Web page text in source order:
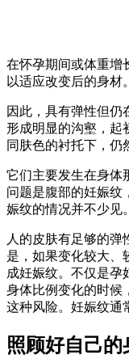
在怀孕期间或体重增
以适应改变后的身材。
因此，具有弹性但仍
形成明显的沟壑，起
同肤色的衬托下，仍
它们主要发生在身体
问题是腹部的妊娠纹
娠纹的情况并不少见。
人的皮肤有足够的弹
是，如果变化较大、
成妊娠纹。不仅是孕
身体比例变化的时候
这种风险。妊娠纹通
照顾好自己的